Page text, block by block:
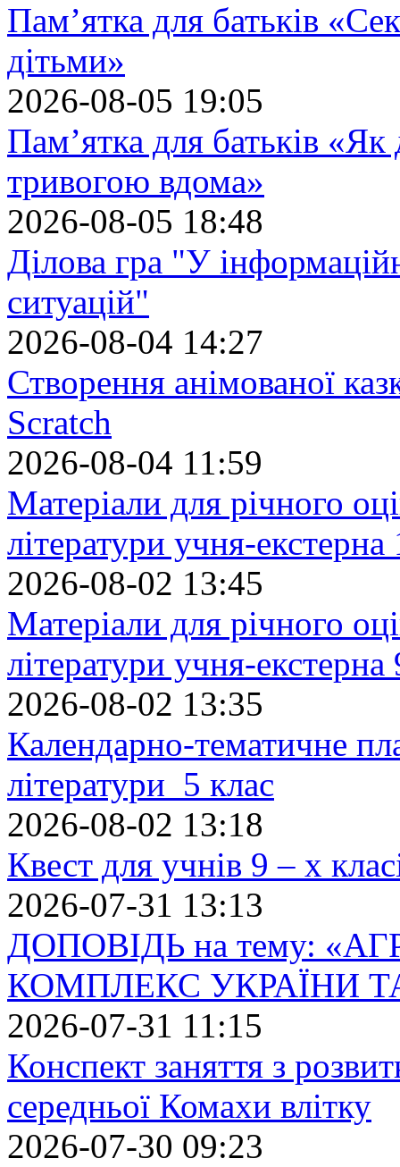
Пам’ятка для батьків
дітьми»
2026-08-05 19:05
Пам’ятка для батьків
тривогою вдома»
2026-08-05 18:48
Ділова гра "У
ситуацій"
2026-08-04 14:27
Створення анімованої
Scratch
2026-08-04 11:59
Матеріали для річного
літератури учня-екстерна
2026-08-02 13:45
Матеріали для річного
літератури учня-екстерна
2026-08-02 13:35
Календарно-тематичне
літератури 5 клас
2026-08-02 13:18
Квест для учнів 9 – х
2026-07-31 13:13
ДОПОВІДЬ на тему:
КОМПЛЕКС УКРАЇНИ
2026-07-31 11:15
Конспект заняття з
середньої Комахи влітку
2026-07-30 09:23